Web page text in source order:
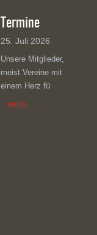
Termine
25. Juli 2026
Unsere Mitglieder,
meist Vereine mit
einem Herz fü
weiter...